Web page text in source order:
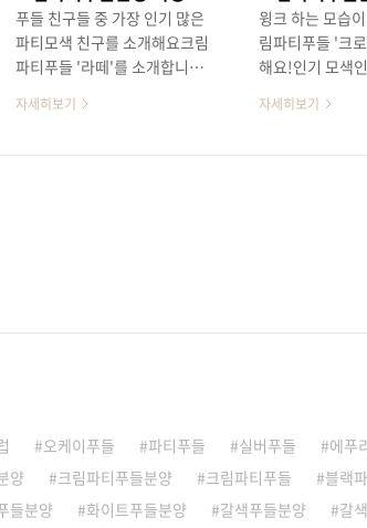
푸들 친구들 중 가장 인기 많은
파티모색 친구를 소개해요크림
파티푸들 '라떼'를 소개합니당!
귓가에 얼룩져있네요!핑크반 블
운 아가예요!아직 2개월령의 푸
요!세이블, 실버, 초코실버, 실
면 언제든지 방문, 전화문의 주
세요!자세한 상담 도와드리겠습
니다!
자세히보기
윙크 하는 모습
림파티푸들 '크
해요!인기 모색인
어우러지네요!'
이예요!3 키로
림이 많이 없어
은최대 17~20년
어요다른 친구들
길죠! 장점 한가
자세히보기
오케이푸들 파티푸들 실버푸들 에푸
양
크림파티푸들분양 크림파티푸들
블랙
들분양
화이트푸들분양 갈색푸들분양 갈